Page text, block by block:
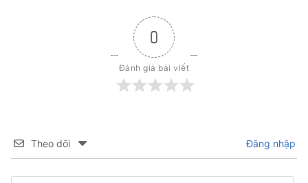
0
Đánh giá bài viết
Theo dõi Đăng nhập